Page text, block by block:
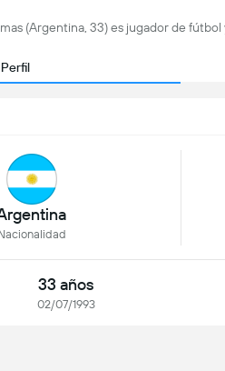
(Argentina, 33) es jugador de
Perfil
33 años
02/07/1993